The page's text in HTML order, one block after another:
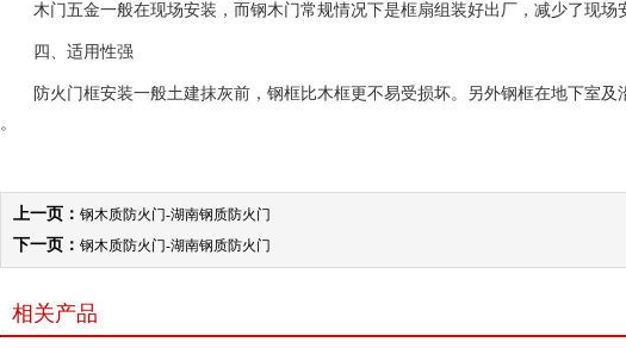
木门五金一般在现场安装，而钢木门常规情况下是框扇组装好出厂，减少了现场
四、适用性强
防火门框安装一般土建抹灰前，钢框比木框更不易受损坏。另外钢框在地下室及
。
上一页： 钢木质防火门-湖南钢质防火门
下一页： 钢木质防火门-湖南钢质防火门
相关产品